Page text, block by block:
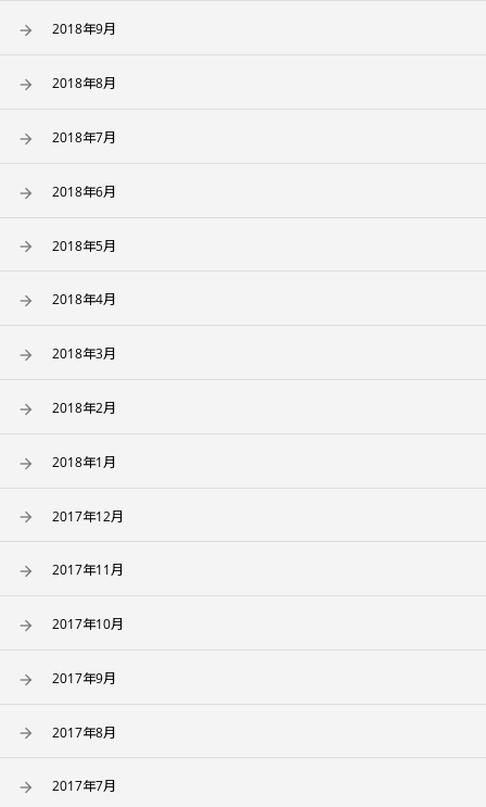
2018年9月
2018年8月
2018年7月
2018年6月
2018年5月
2018年4月
2018年3月
2018年2月
2018年1月
2017年12月
2017年11月
2017年10月
2017年9月
2017年8月
2017年7月